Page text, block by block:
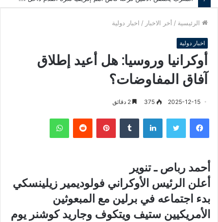
الرئيسية / أخر الاخبار / اخبار دولية
اخبار دولية
أوكرانيا وروسيا: هل أعيد إطلاق
آفاق المفاوضات؟
2025-12-15
375
فيسبوك لينكدإن بينتيريست
أحمد رباص ـ تنوير
أعلن الرئيس الأوكراني فولوديمير زيلينسكي
بدء اجتماعه في برلين مع المبعوثين
الأمريكيين ستيف ويتكوف وجاريد كوشنر يوم